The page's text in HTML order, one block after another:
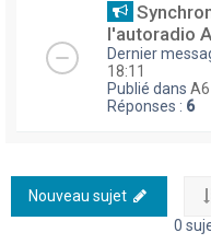
l'autoradio
Dernier
18:11
Publié dans A6
Réponses : 6
Nouveau sujet
0